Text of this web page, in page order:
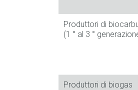
Produttori di
(1 ° al 3 °
Produttori di biogas